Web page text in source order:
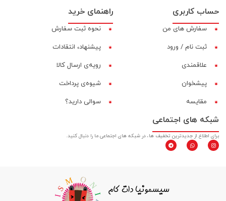
حساب کاربری
سفارش های من
ثبت نام / ورود
علاقمندی
پیشخوان
مقایسه‌
راهنمای خرید
نحوه ثبت سفارش
پیشنهاد، انتقادات
رویه‌ی ارسال کالا
شیوه‌ی پرداخت
سوالی دارید؟
شبکه های اجتماعی
برای اطلاع از جدیدترین تخفیف ها، در شبکه های اجتماعی ما را دنبال کنید.